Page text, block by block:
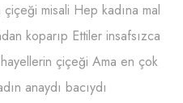
misali Hep kadına mal
koparıp Ettiler insafsızca
çiçeği Ama en çok
anaydı bacıydı